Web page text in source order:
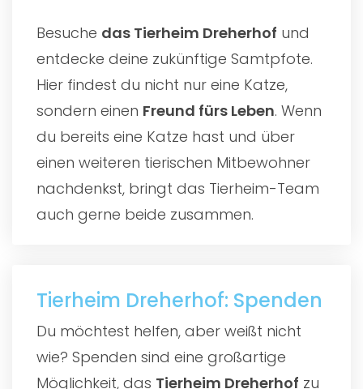
Besuche das Tierheim Dreherhof und
entdecke deine zukünftige Samtpfote.
Hier findest du nicht nur eine Katze,
sondern einen Freund fürs Leben. Wenn
du bereits eine Katze hast und über
einen weiteren tierischen Mitbewohner
nachdenkst, bringt das Tierheim-Team
auch gerne beide zusammen.
Tierheim Dreherhof: Spenden
Du möchtest helfen, aber weißt nicht
wie? Spenden sind eine großartige
Möglichkeit, das Tierheim Dreherhof zu